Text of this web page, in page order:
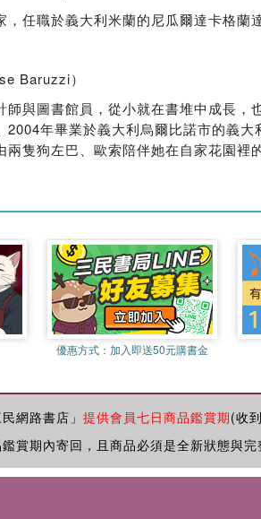
任職於義大利米蘭的尼瓜爾達卡格蘭
Baruzzi）
師與圖書館員，從小就在書堆中成長
2004年畢業於義大利烏爾比諾市的義
隻狗左巴、歐索陪伴她在自家花園裡
優惠方式： 加入即送50元購書金
網路書店」 提供會員七日商品鑑賞期(收
賞期內寄回，且商品必須是全新狀態與